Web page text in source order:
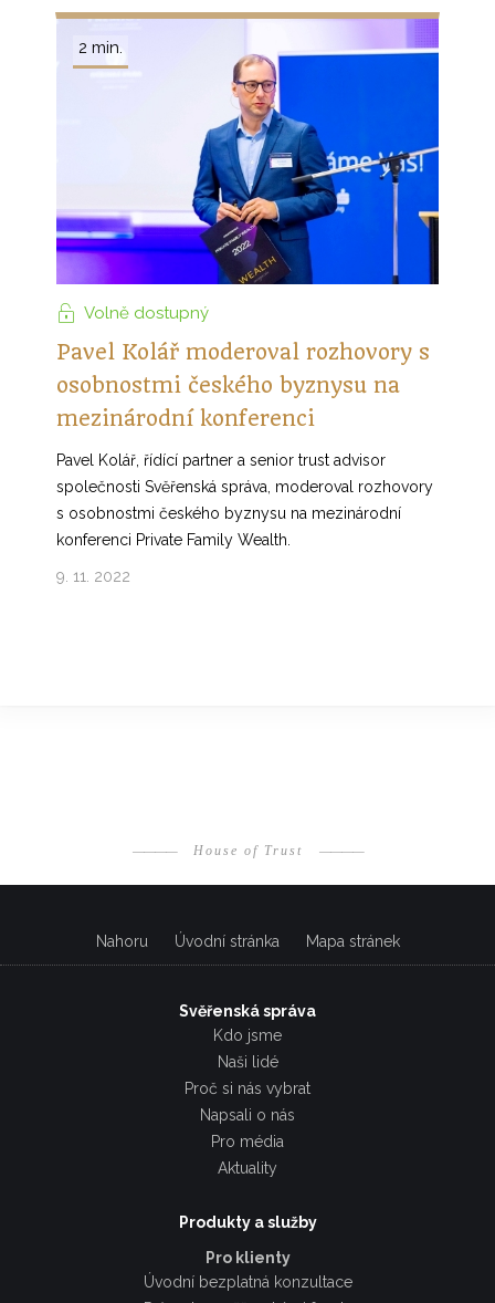
Volně dostupný
Pavel Kolář moderoval rozhovory s
osobnostmi českého byznysu na
mezinárodní konferenci
Pavel Kolář, řídící partner a senior trust advisor
společnosti Svěřenská správa, moderoval rozhovory
s osobnostmi českého byznysu na mezinárodní
konferenci Private Family Wealth.
9. 11. 2022
2 min.
————House of Trust ————
Nahoru Úvodní stránka Mapa stránek
Svěřenská správa
Kdo jsme
Naši lidé
Proč si nás vybrat
Napsali o nás
Pro média
Aktuality
Produkty a služby
Pro klienty
Úvodní bezplatná konzultace